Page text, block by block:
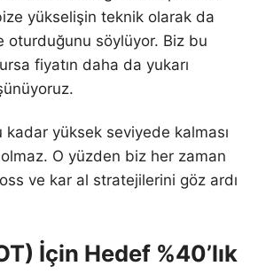
yükselişin teknik olarak da
oturduğunu söylüyor. Biz bu
fiyatın daha da yukarı
kadar yüksek seviyede kalması
olmaz. O yüzden biz her zaman
ve kar al stratejilerini göz ardı
İçin Hedef %40’lık